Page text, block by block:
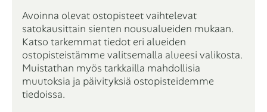
Avoinna olevat ostopisteet vaihtelevat
satokausittain sienten nousualueiden mukaan.
Katso tarkemmat tiedot eri alueiden
ostopisteistämme valitsemalla alueesi valikosta.
Muistathan myös tarkkailla mahdollisia
muutoksia ja päivityksiä ostopisteidemme
tiedoissa.